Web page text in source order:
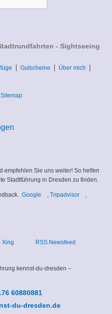
- Sightseeing
Gutscheine
Über mich
Sitemap
empfehlen Sie uns weiter! So helfen
Stadtführung in Dresden zu finden.
Google (link
,Tripadvisor(link,
Xing RSS Newsfeed
kennst-du-dresden –
60880881
du-dresden.de(link